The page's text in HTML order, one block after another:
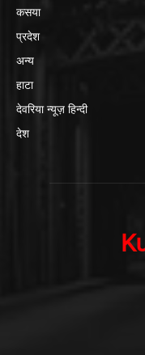
कसया
प्रदेश
अन्य
हाटा
देवरिया न्यूज़ हिन्दी
देश